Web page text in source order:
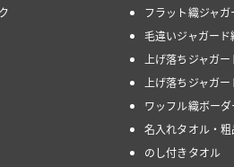
フラット織ジャガ
毛違いジャガード
上げ落ちジャガー
上げ落ちジャガ
ワッフル織ボー
名入れタオル・
のし付きタオル